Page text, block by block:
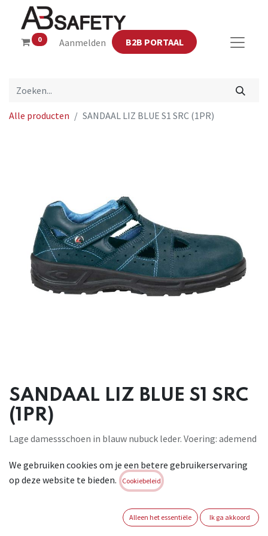
0 Aanmelden B2B PORTAAL
Alle producten SANDAAL LIZ BLUE S1 SRC (1PR)
SANDAAL LIZ BLUE S1 SRC
(1PR)
Lage damessschoen in blauw nubuck leder. Voering: ademend
schuurweerstand. Voetbed: EVANIT, een speciale
samenstelling van EVA en
3,8mm). Ademend en antistatisch. Loopzool: Anti-slip,
We gebruiken cookies om je een betere gebruikerservaring
op deze website te bieden.
Cookiebeleid
Alleen het essentiële Ik ga akkoord